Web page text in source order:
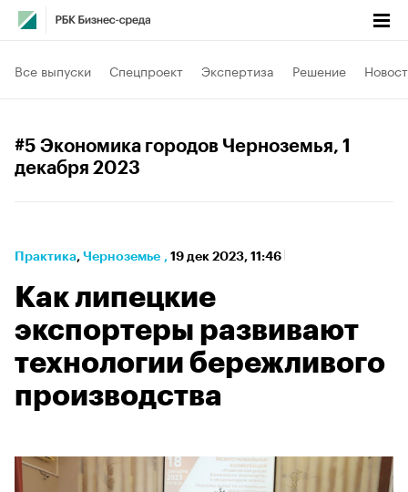
Все выпуски Спецпроект Экспертиза Решение
#5 Экономика городов Черноземья, 1
декабря 2023
Практика⁠, Черноземье , 19 дек 2023, 11:46
Как липецкие
экспортеры развивают
технологии бережливого
производства